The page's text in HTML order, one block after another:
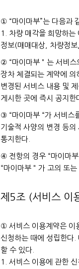
① “마이마부”는 다음과
1. 차량 매각을 희망하는
정보(매매대상, 차량정
② “마이마부＂는 서비스
장차 체결되는 계약에 의
변경된 서비스 내용 및
게시한 곳에 즉시 공지한
③ “마이마부 “가 서비스
기술적 사양의 변경 등
통지한다.
④ 전항의 경우 “마이마
“마이마부＂가 고의 또
제5조 (서비스 이
① 서비스 이용계약은 이
신청하는 때에 성립한다
할 수 있다.
1. 서비스 이용에 관한